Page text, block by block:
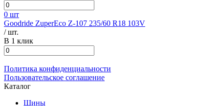
0 шт
Goodride ZuperEco Z-107 235/60 R18 103V
/ шт.
В 1 клик
Политика конфиденциальности
Пользовательское соглашение
Каталог
Шины